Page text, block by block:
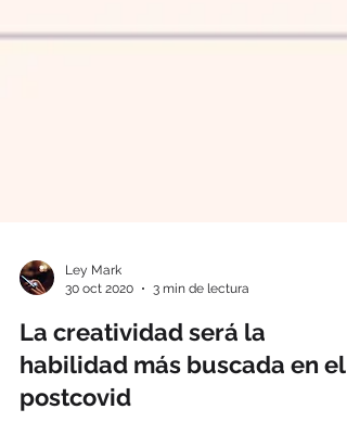
Ley Mark
30 oct 2020
3 min de lectura
La creatividad será la